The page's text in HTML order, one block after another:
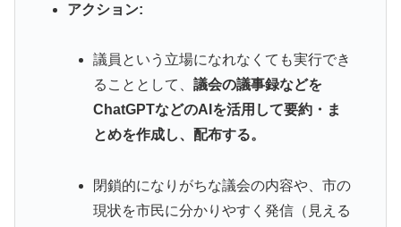
アクション:
議員という立場になれなくても実行でき
ることとして、議会の議事録などを
ChatGPTなどのAIを活用して要約・ま
とめを作成し、配布する。
閉鎖的になりがちな議会の内容や、市の
現状を市民に分かりやすく発信（見える